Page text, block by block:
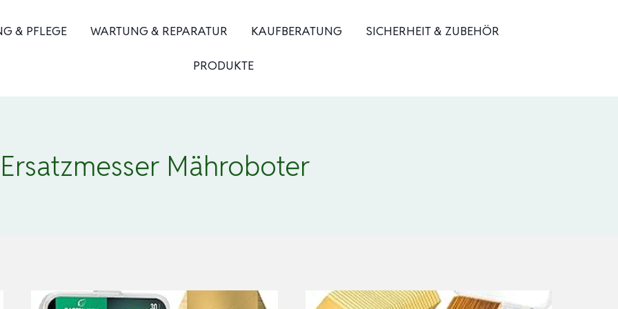
& PFLEGE WARTUNG & REPARATUR KAUFBERATUNG SICHERHEIT & ZUBEHÖR
PRODUKTE
Ersatzmesser Mähroboter